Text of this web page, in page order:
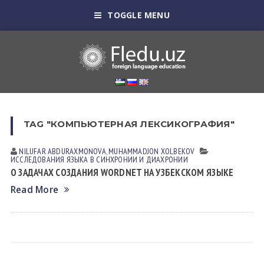
TOGGLE MENU
TAG "КОМПЬЮТЕРНАЯ ЛЕКСИКОГРАФИЯ"
NILUFAR АBDURАXMONOVА,MUHAMMADJON XOLBEKOV
ИССЛЕДОВАНИЯ ЯЗЫКА В СИНХРОНИИ И ДИАХРОНИИ
О ЗАДАЧАХ СОЗДАНИЯ WORDNET НА УЗБЕКСКОМ ЯЗЫКЕ
Read More